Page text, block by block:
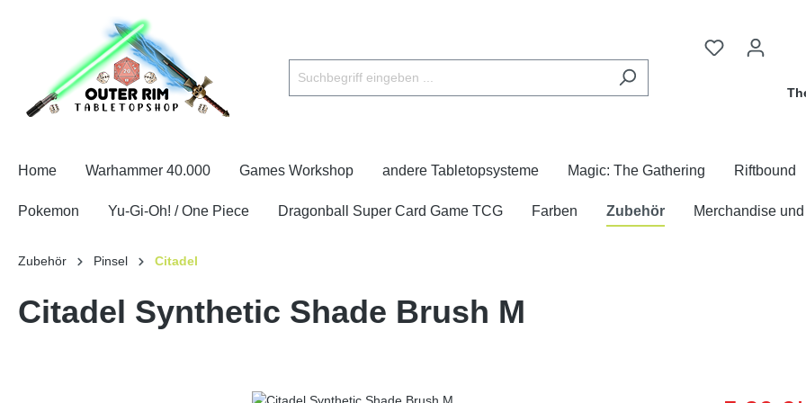
Home Warhammer 40.000 Games Workshop andere Tabletopsysteme Magic: The Gathering Riftbound
Pokemon Yu-Gi-Oh! / One Piece Dragonball Super Card Game TCG Farben Zubehör Merchandise
Zubehör Pinsel Citadel
Citadel Synthetic Shade Brush M